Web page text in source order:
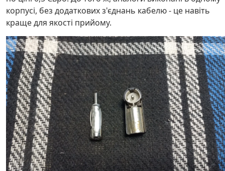
корпусі, без додаткових з'єднань кабелю - це навіть
краще для якості прийому.